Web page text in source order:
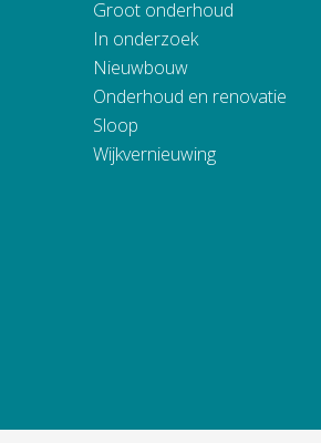
Groot onderhoud
In onderzoek
Nieuwbouw
Onderhoud en renovatie
Sloop
Wijkvernieuwing